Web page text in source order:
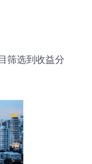
筛选到收益分